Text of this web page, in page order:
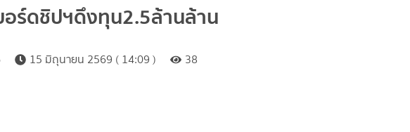
ร์ดชิปฯดึงทุน2.5ล้านล้าน
15 มิถุนายน 2569 ( 14:09 ) 38